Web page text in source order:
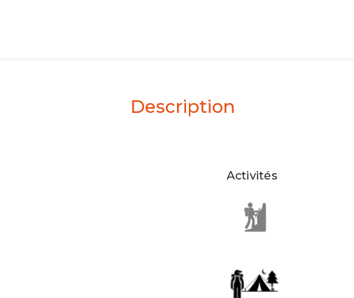
Description
Activités